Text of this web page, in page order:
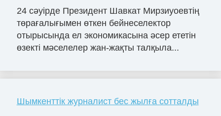
24 сәуірде Президент Шавкат Мирзиyоевтің
төрағалығымен өткен бейнеселектор
отырысында ел экономикасына әсер ететін
өзекті мәселелер жан-жақты талқыла...
Шымкенттік журналист бес жылға сотталды